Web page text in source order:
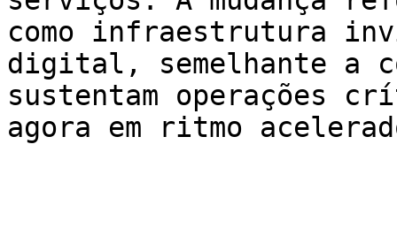
como infraestrutura
digital, semelhante a
sustentam operações
agora em ritmo